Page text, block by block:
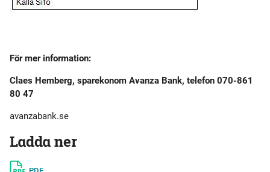
För mer information:
Claes Hemberg, sparekonom Avanza Bank, telefon 070-861
80 47
avanzabank.se
Ladda ner